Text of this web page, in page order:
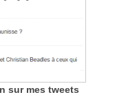
sur mes tweets